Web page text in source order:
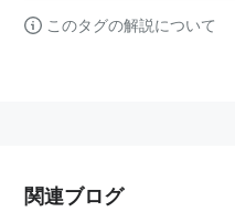
このタグの解説について
関連ブログ